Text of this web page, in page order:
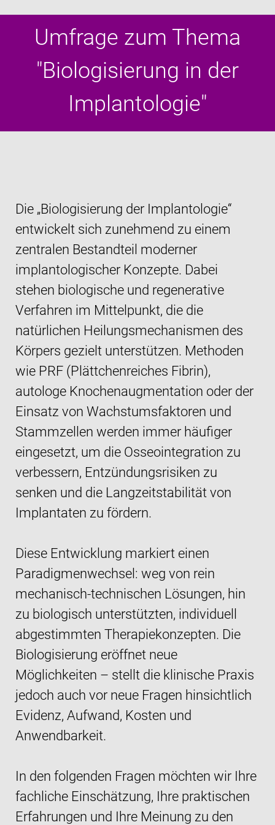
Umfrage zum Thema
"Biologisierung in der
Implantologie"
Die „Biologisierung der Implantologie“
entwickelt sich zunehmend zu einem
zentralen Bestandteil moderner
implantologischer Konzepte. Dabei
stehen biologische und regenerative
Verfahren im Mittelpunkt, die die
natürlichen Heilungsmechanismen des
Körpers gezielt unterstützen. Methoden
wie PRF (Plättchenreiches Fibrin),
autologe Knochenaugmentation oder der
Einsatz von Wachstumsfaktoren und
Stammzellen werden immer häufiger
eingesetzt, um die Osseointegration zu
verbessern, Entzündungsrisiken zu
senken und die Langzeitstabilität von
Implantaten zu fördern.
Diese Entwicklung markiert einen
Paradigmenwechsel: weg von rein
mechanisch-technischen Lösungen, hin
zu biologisch unterstützten, individuell
abgestimmten Therapiekonzepten. Die
Biologisierung eröffnet neue
Möglichkeiten – stellt die klinische Praxis
jedoch auch vor neue Fragen hinsichtlich
Evidenz, Aufwand, Kosten und
Anwendbarkeit.
In den folgenden Fragen möchten wir Ihre
fachliche Einschätzung, Ihre praktischen
Erfahrungen und Ihre Meinung zu den